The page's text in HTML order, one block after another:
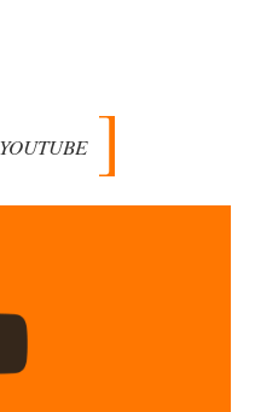
in Gefahr!
auch Senkel, ein Teil meine
es zum Verteidigungsfall und